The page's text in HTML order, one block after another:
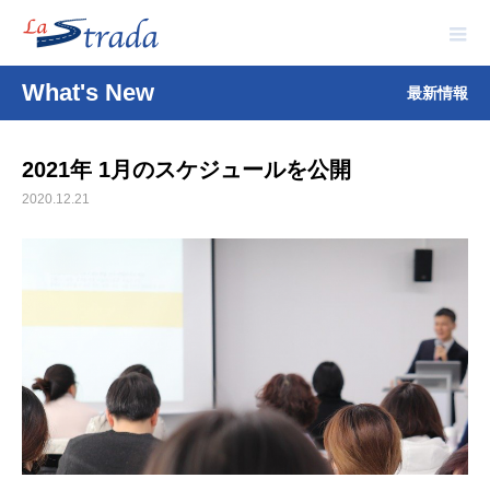
What's New 最新情報
2021年 1月のスケジュールを公開
2020.12.21